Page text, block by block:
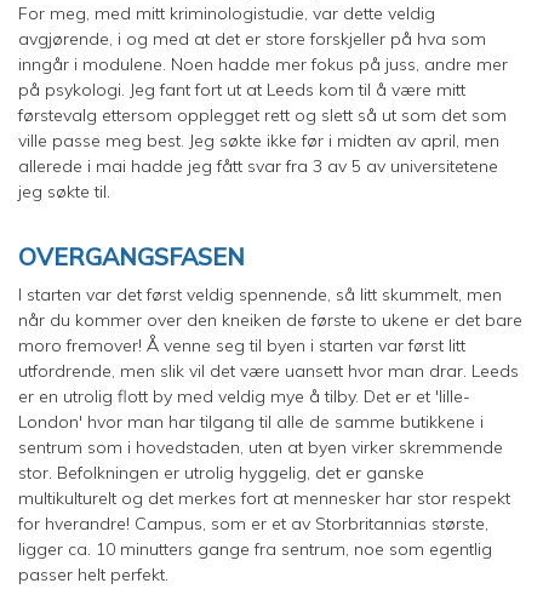
For meg, med mitt kriminologistudie, var dette veldig
avgjørende, i og med at det er store forskjeller på hva som
inngår i modulene. Noen hadde mer fokus på juss, andre mer
på psykologi. Jeg fant fort ut at Leeds kom til å være mitt
førstevalg ettersom opplegget rett og slett så ut som det som
ville passe meg best. Jeg søkte ikke før i midten av april, men
allerede i mai hadde jeg fått svar fra 3 av 5 av universitetene
jeg søkte til.
OVERGANGSFASEN
I starten var det først veldig spennende, så litt skummelt, men
når du kommer over den kneiken de første to ukene er det bare
moro fremover! Å venne seg til byen i starten var først litt
utfordrende, men slik vil det være uansett hvor man drar. Leeds
er en utrolig flott by med veldig mye å tilby. Det er et 'lille-
London' hvor man har tilgang til alle de samme butikkene i
sentrum som i hovedstaden, uten at byen virker skremmende
stor. Befolkningen er utrolig hyggelig, det er ganske
multikulturelt og det merkes fort at mennesker har stor respekt
for hverandre! Campus, som er et av Storbritannias største,
ligger ca. 10 minutters gange fra sentrum, noe som egentlig
passer helt perfekt.